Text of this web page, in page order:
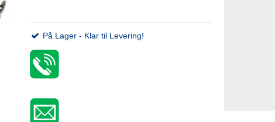
På Lager - Klar til Levering!